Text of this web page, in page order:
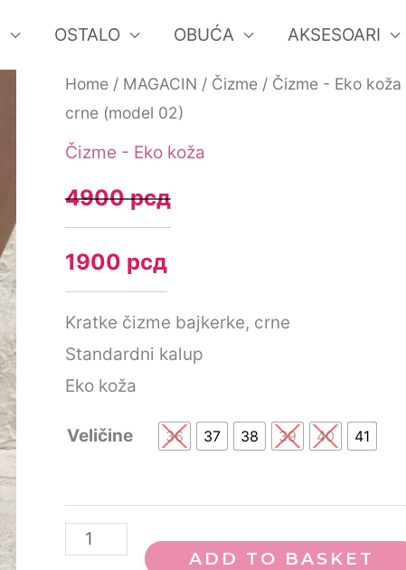
OSTALO OBUĆA AKSESOARI
Home/ MAGACIN / Čizme/ Čizme - Eko koža
crne (model 02)
Čizme - Eko koža
4900рсд
Original
price
was:
4900 рсд.
1900 рсд
Current
price
is:
1900 рсд.
Kratke čizme bajkerke, crne
Standardni kalup
Eko koža
Veličine 36 37 38 39 40 41
Kratke
čizme
bajkerke,
(model
quantity
ADD TO BASKET